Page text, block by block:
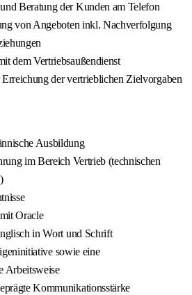
Beratung der Kunden am Telefon
von Angeboten inkl. Nachverfolgung
dem Vertriebsaußendienst
der vertrieblichen Zielvorgaben
Ausbildung
im Bereich Vertrieb (technischen
Oracle
in Wort und Schrift
sowie eine
Arbeitsweise
Kommunikationsstärke